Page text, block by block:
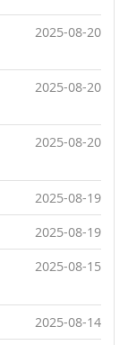
2025-08-20
2025-08-20
2025-08-20
2025-08-19
2025-08-19
2025-08-15
2025-08-14